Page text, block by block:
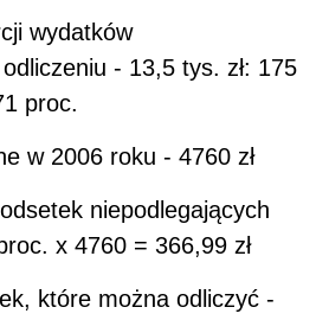
wydatków
- 13,5 tys. zł: 175
proc.
w 2006 roku - 4760 zł
niepodlegających
x 4760 = 366,99 zł
które można odliczyć -